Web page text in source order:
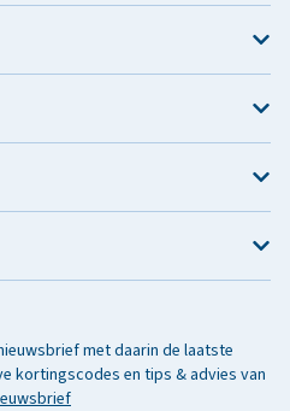
met daarin de laatste
kortingscodes en tips & advies van